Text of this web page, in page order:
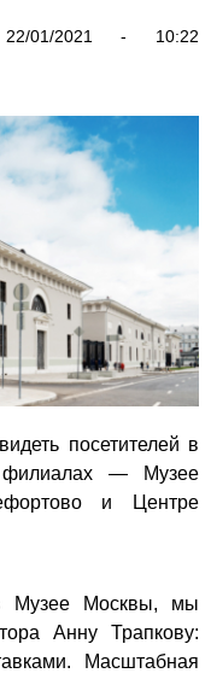
01/2021 - 10:22
посетителей в
филиалах — Музее
и Центре
Музее Москвы, мы
Анну Трапкову:
Масштабная